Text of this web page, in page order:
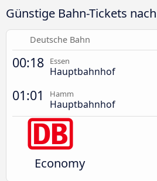
Günstige Bahn-Tickets
Deutsche Bahn
00:18 Essen
Hauptbahnhof
01:01 Hamm
Hauptbahnhof
Economy